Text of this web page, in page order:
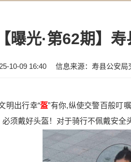
【曝光·第62期】
10-09 16:40 信息来源：寿县公安局
明出行幸“盔”有你,纵使交警百般叮
必须戴好头盔！对于骑行不佩戴安